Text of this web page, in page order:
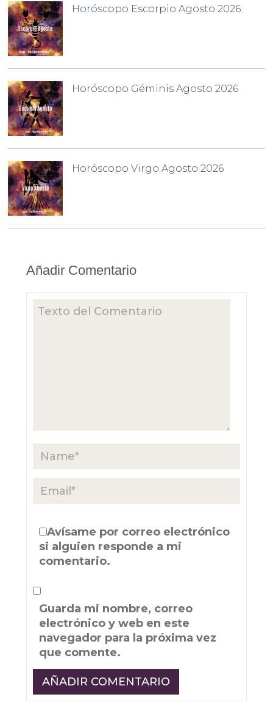
Horóscopo Escorpio Agosto 2026
Horóscopo Géminis Agosto 2026
Horóscopo Virgo Agosto 2026
Añadir Comentario
Avísame por correo electrónico
si alguien responde a mi
comentario.
Guarda mi nombre, correo
electrónico y web en este
navegador para la próxima vez
que comente.